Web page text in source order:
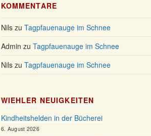
Uhr
24.12.
24.12.
KOMMENTARE
Nilszu Tagpfauenauge im Schnee
Admin zu Tagpfauenauge im Schnee
Nilszu Tagpfauenauge im Schnee
WIEHLER NEUIGKEITEN
Kindheitshelden in der Bücherei
6. August 2026